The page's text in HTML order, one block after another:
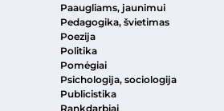
Paaugliams, jaunimui
Pedagogika, švietimas
Poezija
Politika
Pomėgiai
Psichologija, sociologija
Publicistika
Rankdarbiai